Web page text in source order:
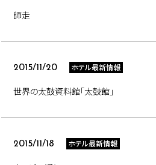
師走
2015/11/20 ホテル最新情報
世界の太鼓資料館｢太鼓館｣
2015/11/18 ホテル最新情報